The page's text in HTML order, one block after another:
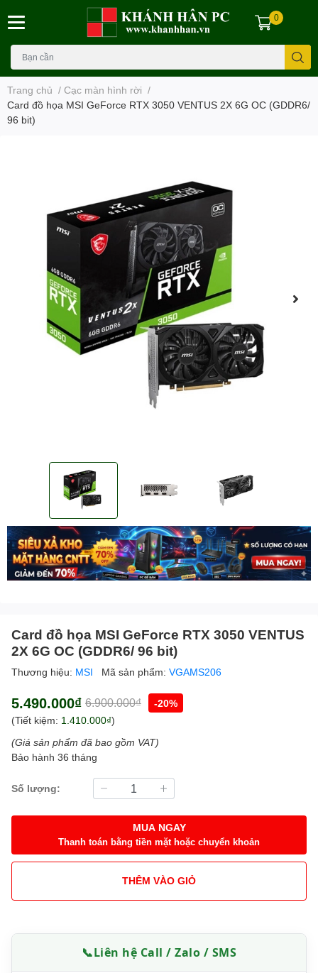
0
Trang chủ / Cạc màn hình rời /
Card đồ họa MSI GeForce RTX 3050 VENTUS 2X 6G OC (GDDR6/
96 bit)
Card đồ họa MSI GeForce RTX 3050 VENTUS
2X 6G OC (GDDR6/ 96 bit)
Thương hiệu: MSI Mã sản phẩm: VGAMS206
5.490.000₫ 6.900.000₫
-20%
(Tiết kiệm: 1.410.000₫)
(Giá sản phẩm đã bao gồm VAT)
Bảo hành 36 tháng
Số lượng:
MUA NGAY
Thanh toán bằng tiền mặt hoặc chuyển khoản
THÊM VÀO GIỎ
📞Liên hệ Call / Zalo / SMS